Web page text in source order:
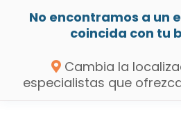
No encontramos a un
coincida con tu
Cambia la
especialistas que